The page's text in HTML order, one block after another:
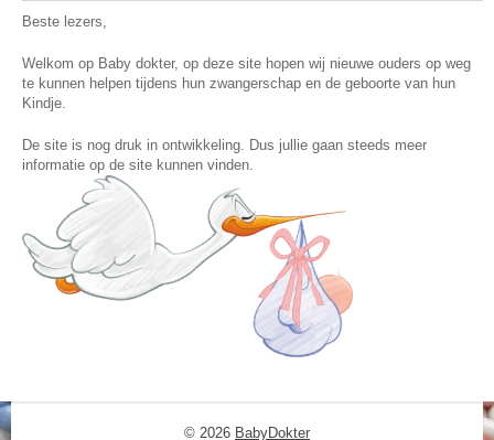
Beste lezers,
Welkom op Baby dokter, op deze site hopen wij nieuwe ouders op weg
te kunnen helpen tijdens hun zwangerschap en de geboorte van hun
Kindje.
De site is nog druk in ontwikkeling. Dus jullie gaan steeds meer
informatie op de site kunnen vinden.
© 2026 BabyDokter